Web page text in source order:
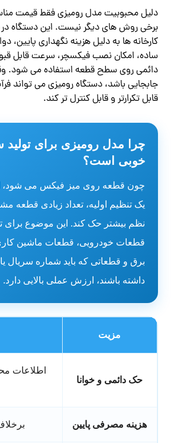
دلیل محبوبیت مدل رومیزی فقط قیمت
برخی روش های دیگر نیست. این دستگاه در
کارخانه ها به دلیل هزینه نگهداری پایین،
ساده، امکان نصب فیکسچر، سرعت قابل
دائمی روی سطح قطعه استفاده می شود.
جابجایی باشد، دستگاه رومیزی می تواند
قابل تکرارتر و قابل کنترل تر کند.
چرا مدل رومیزی برای
خوبی است؟
چون قطعه روی میز فیکس می شود،
یک تنظیم اولیه، تعداد زیادی قطعه
نظم بیشتر حک کند. این موضوع برای
قطعات خودرویی، قطعات ماشین
برق و قطعاتی که باید شماره سریال
داشته باشند، ارزش عملی بالایی دارد.
مزیت
حک دائمی و خوانا
اطلاعات
هزینه مصرفی پایین